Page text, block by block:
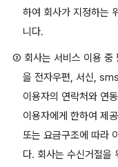
하여 회사가 지정하는
니다.
③ 회사는 서비스 이용 중
을 전자우편, 서신,
이용자의 연락처와 연
이용자에게 한하여 제
또는 요금구조에 따라
다. 회사는 수신거절을